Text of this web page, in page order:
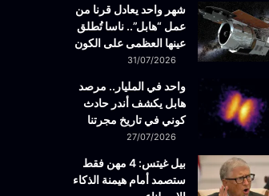
شهر واحد يعادل قرنا من
عمل “هابل”.. ناسا تُطلق
عينها العظمى على الكون
31/07/2026
واحد في المليار.. مرصد
هابل يكشف أندر حادث
كوني في تاريخ مجرتنا
27/07/2026
بيل غيتس: 4 مهن فقط
ستصمد أمام هيمنة الذكاء